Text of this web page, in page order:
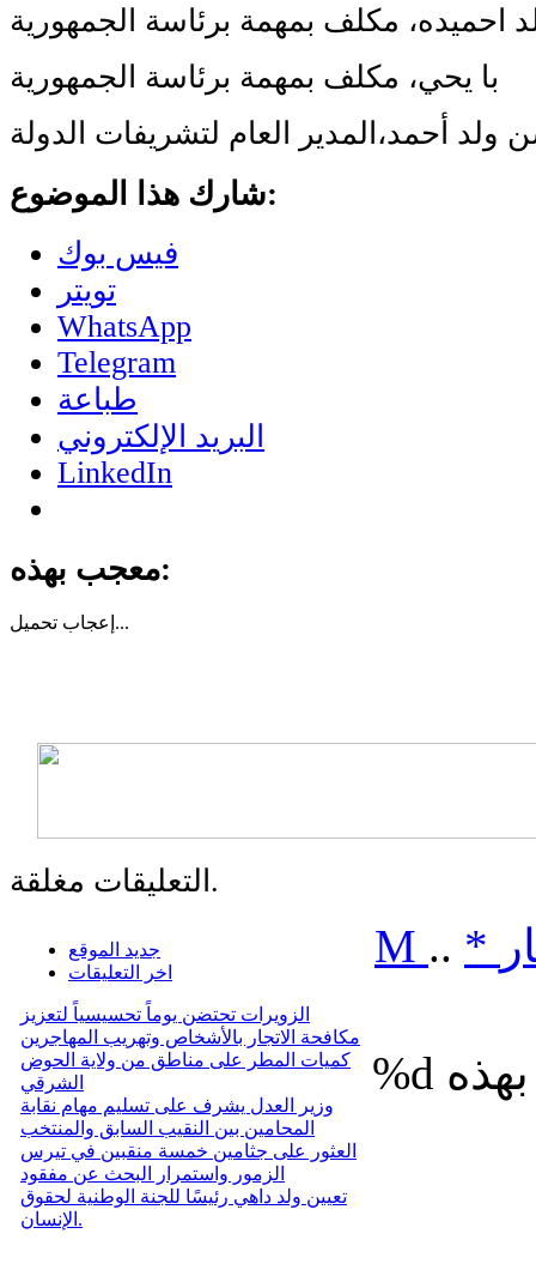
احميده، مكلف بمهمة برئاسة الجمهورية
با يحي، مكلف بمهمة برئاسة الجمهورية
ولد أحمد،المدير العام لتشريفات الدولة
شارك هذا الموضوع:
فيس بوك
تويتر
WhatsApp
Telegram
طباعة
البريد الإلكتروني
LinkedIn
معجب بهذه:
إعجاب تحميل...
التعليقات مغلقة.
جديد الموقع
اخر التعليقات
الزويرات تحتضن يوماً تحسيسياً لتعزيز
مكافحة الاتجار بالأشخاص وتهريب المهاجرين
كميات المطر على مناطق من ولاية الحوض
الشرقي
وزير العدل يشرف على تسليم مهام نقابة
المحامين بين النقيب السابق والمنتخب
العثور على جثامين خمسة منقبين في تيرس
الزمور واستمرار البحث عن مفقود
تعيين ولد داهي رئيسًا للجنة الوطنية لحقوق
الإنسان.
M .. *
%d